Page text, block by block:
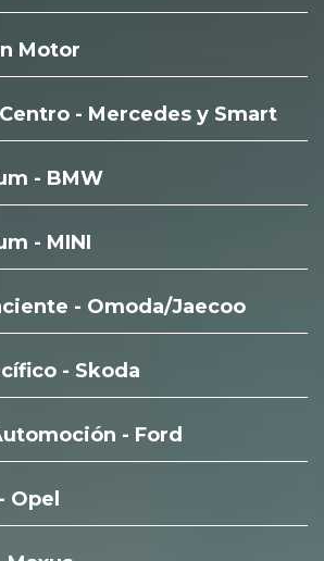
Motor
- Mercedes y Smart
- BMW
- MINI
- Omoda/Jaecoo
- Skoda
- Ford
Opel